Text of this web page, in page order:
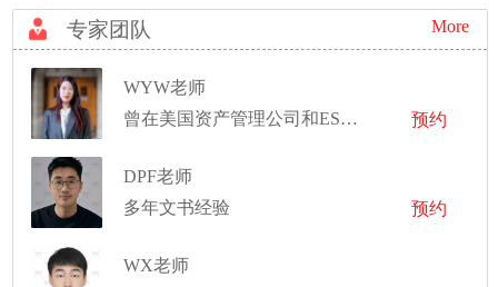
专家团队 More
WYW老师
曾在美国资产管理公司和ESG领域实习
预约
DPF老师
多年文书经验
预约
WX老师